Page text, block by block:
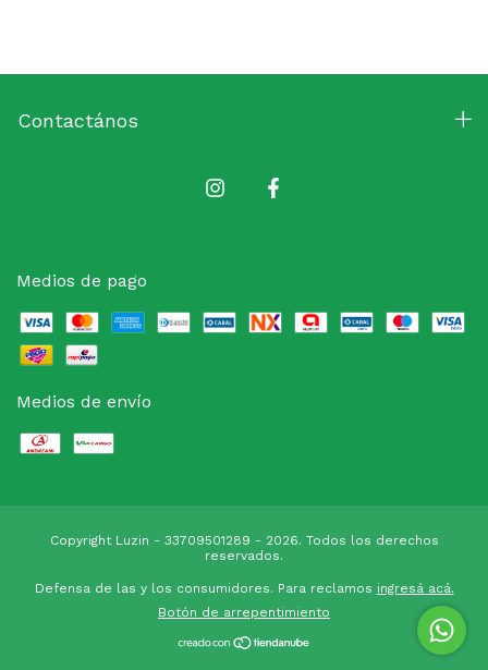
Contactános
Medios de pago
Medios de envío
Copyright Luzin - 33709501289 - 2026. Todos los derechos
reservados.
Defensa de las y los consumidores. Para reclamos ingresá acá.
Botón de arrepentimiento